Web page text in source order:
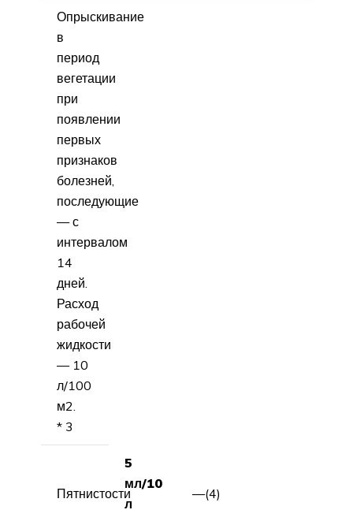
Опрыскивание
в
период
вегетации
при
появлении
первых
признаков
болезней,
последующие
— с
интервалом
14
дней.
Расход
рабочей
жидкости
— 10
л/100
м2.
* 3
Пятнистости
5
мл/10
л
—(4)